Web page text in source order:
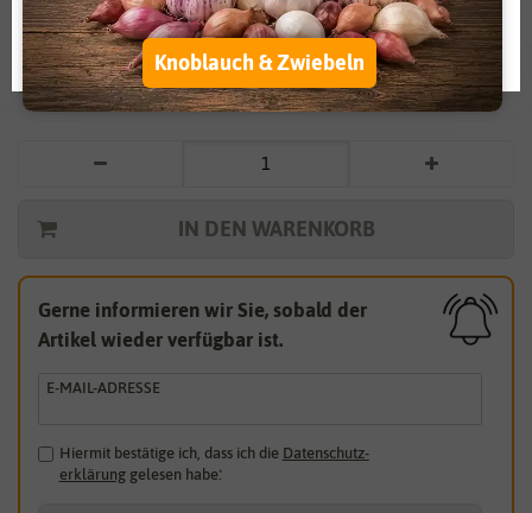
2,29 €
*
* inkl. 7% MwSt. zzgl.Versandkosten
IN DEN WARENKORB
Gerne informieren wir Sie, sobald der
Artikel wieder verfügbar ist.
E-MAIL-ADRESSE
Hiermit bestätige ich, dass ich die Daten­schutz­
erklärunggelesen habe.*
Auswahl akzeptieren
Knoblauch & Zwiebeln